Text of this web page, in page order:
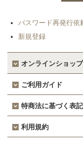
パスワード再発行依
新規登録
オンラインショップ
ご利用ガイド
特商法に基づく表記
利用規約